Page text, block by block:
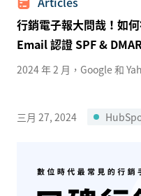
行銷電子報大問哉！如
Email 認證 SPF &
2024 年 2 月，Google 和
三月 27, 2024